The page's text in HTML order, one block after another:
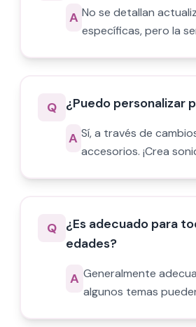
A No se detallan
específicas, pero la
Q ¿Puedo personalizar
A Sí, a través de
accesorios. ¡Crea
Q ¿Es adecuado para
edades?
A Generalmente
algunos temas